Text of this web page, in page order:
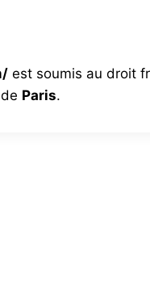
est soumis au droit
Paris.